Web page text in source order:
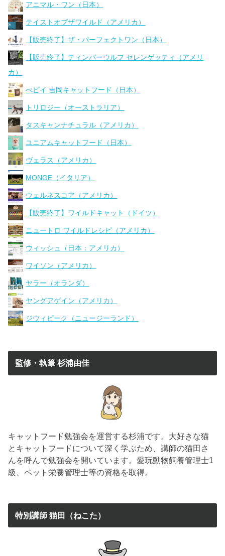
アニマル・ワン（日本）
テイストオブザワイルド（アメリカ）
【販売終了】ザ・パーフェクトワン（日本）
【販売終了】ティンバーウルフ セレンゲッティ（アメリ
カ）
ぺピイ 吉岡キャットフード（日本）
トリロジー（オーストラリア）
タスキャンナチュラル（アメリカ）
ユニアムキャットフード（日本）
ヴェラス（アメリカ）
MONGE（イタリア）
ウェルネスコア（アメリカ）
【販売終了】ワイルドキャット（ドイツ）
ニュートロ ワイルドレシピ（アメリカ）
ウィッシュ（日本：アメリカ）
ワイソン（アメリカ）
ヤラー（オランダ）
ヤングアゲイン（アメリカ）
ジウィピーク（ニュージーランド）
監修・執筆 杉浦由佳
キャットフード勉強会を運営する杉浦です。大好きな猫
とキャットフードについて深く学ぶため、講師の猫田さ
んを呼んで勉強会を開いています。愛玩動物飼養管理士1
級、ペット栄養管理士等の資格を取得。
特別講師 猫田（ねこた）